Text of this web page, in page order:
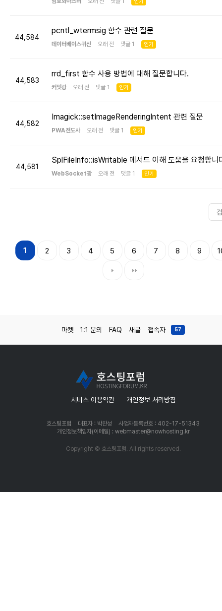
44,584
pcntl_wtermsig 함수 관련 질문
데이터베이스귀신 오래 전 댓글 1 인기
44,583
rrd_first 함수 사용 방법에 대해 질문합니다.
커밋광 오래 전 댓글 1 인기
44,582
Imagick::setImageRenderingIntent 관련 질문
PWA전도사 오래 전 댓글 1 인기
44,581
SplFileInfo::isWritable 메서드 이해 도움을 요청합니
WebSocket광 오래 전 댓글 1 인기
1 2 3 4 5 6 7 8 9
마켓 1:1 문의 FAQ 새글 접속자 57
서비스 이용약관 개인정보 처리방침
호스팅포럼 대표자 : 박찬성
사업자등록번호 : 402-17-51343
개인정보책임자(이메일) : webmaster@nowhosting.kr
Copyright © 호스팅포럼. All rights reserved.